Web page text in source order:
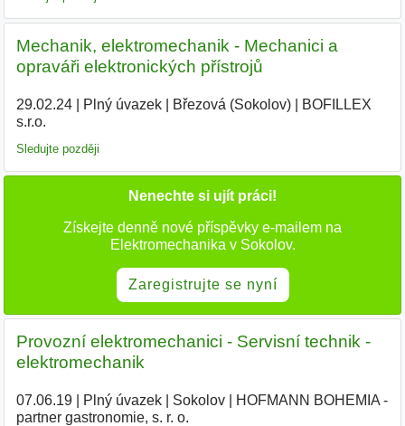
Mechanik, elektromechanik - Mechanici a
opraváři elektronických přístrojů
29.02.24| Plný úvazek| Březová (Sokolov)|
BOFILLEX
s.r.o.
Sledujte později
Nenechte si ujít práci!
Získejte denně nové příspěvky e-mailem na
Elektromechanika v Sokolov.
Zaregistrujte se nyní
Provozní elektromechanici - Servisní technik -
elektromechanik
07.06.19| Plný úvazek| Sokolov|
HOFMANN BOHEMIA -
partner gastronomie, s. r. o.